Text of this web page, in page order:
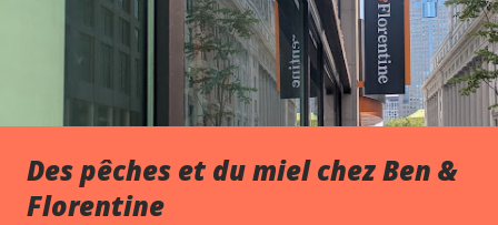
Des pêches et du miel chez Ben &
Florentine